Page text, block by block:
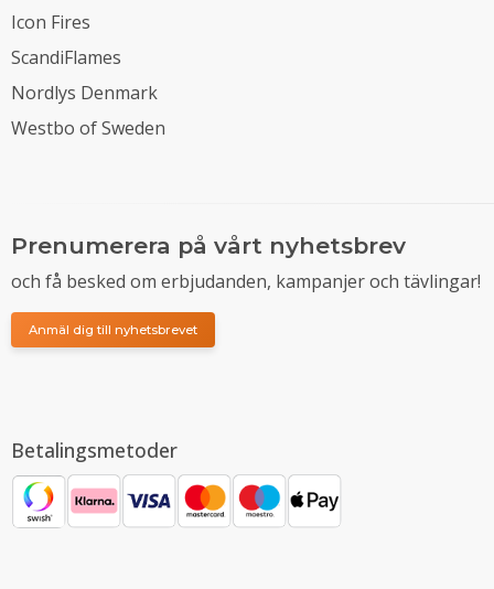
Icon Fires
ScandiFlames
Nordlys Denmark
Westbo of Sweden
Prenumerera på vårt nyhetsbrev
och få besked om erbjudanden, kampanjer och tävlingar!
Anmäl dig till nyhetsbrevet
Betalingsmetoder